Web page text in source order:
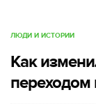
ЛЮДИ И ИСТОРИИ
Как
переходом